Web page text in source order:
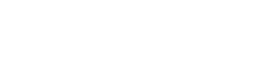
místnost. Venku bazén, jacuzzi, terasa s lehátky a slunečníky zdarma,